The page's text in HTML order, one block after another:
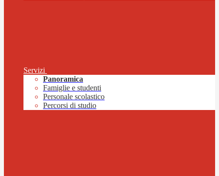
Servizi
Panoramica
Famiglie e studenti
Personale scolastico
Percorsi di studio